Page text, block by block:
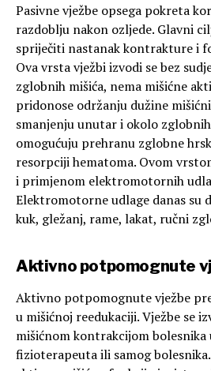
Pasivne vježbe opsega pokreta
razdoblju nakon ozljede. Glavni
spriječiti nastanak kontrakture i
Ova vrsta vježbi izvodi se bez
zglobnih mišića, nema mišićne
pridonose održanju dužine
smanjenju unutar i okolo
omogućuju prehranu zglobne
resorpciji hematoma. Ovom
i primjenom elektromotornih
Elektromotorne udlage danas su
kuk, gležanj, rame, lakat, ručni
Aktivno potpomognute
Aktivno potpomognute vježbe
u mišićnoj reedukaciji. Vježbe se
mišićnom kontrakcijom bolesnika
fizioterapeuta ili samog